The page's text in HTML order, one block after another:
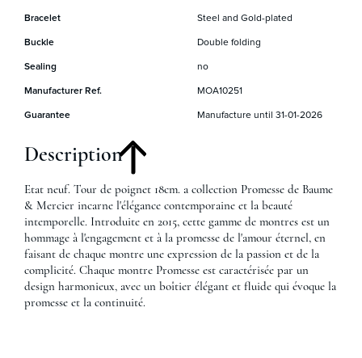
Bracelet Steel and Gold-plated
Buckle Double folding
Sealing no
Manufacturer Ref. MOA10251
Guarantee Manufacture until 31-01-2026
Description
Etat neuf. Tour de poignet 18cm. a collection Promesse de Baume
& Mercier incarne l'élégance contemporaine et la beauté
intemporelle. Introduite en 2015, cette gamme de montres est un
hommage à l'engagement et à la promesse de l'amour éternel, en
faisant de chaque montre une expression de la passion et de la
complicité. Chaque montre Promesse est caractérisée par un
design harmonieux, avec un boîtier élégant et fluide qui évoque la
promesse et la continuité.